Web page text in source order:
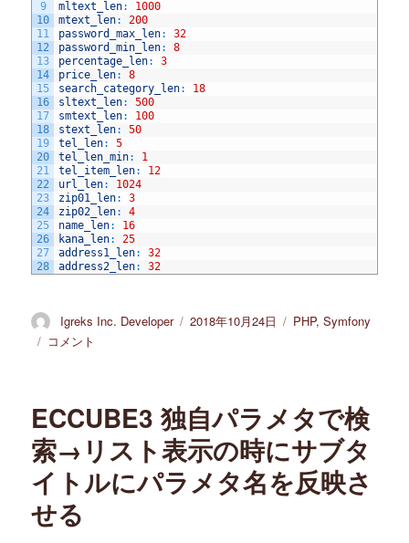
9
10
11
12
13
14
15
16
17
18
19
20
21
22
23
24
25
26
27
28
mltext_len:
1000
mtext_len:
200
password_max_len:
32
password_min_len:
8
percentage_len:
3
price_len:
8
search_category_len:
18
sltext_len:
500
smtext_len:
100
stext_len:
50
tel_len:
5
tel_len_min:
1
tel_item_len:
12
url_len:
1024
zip01_len:
3
zip02_len:
4
name_len:
16
kana_len:
25
address1_len:
32
address2_len: 32
投
稿
Igreks Inc. Developer
投
2018年10月24日
カ
PHP,Symfony
ECCUBE3
ー
ム
の
入
制
限
コメント
ECCUBE3 独自パラメタで検
索→リスト表示の時にサブタ
イトルにパラメタ名を反映さ
せる